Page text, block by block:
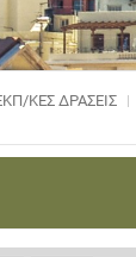
ΚΕΣ ΔΡΑΣΕΙΣ